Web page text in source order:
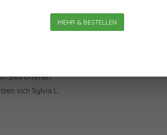
MEHR & BESTELLEN
Veränderung“ –
in
und noch mehr
Wie kann
werden,
Betroffenen
sich Sylvia L.